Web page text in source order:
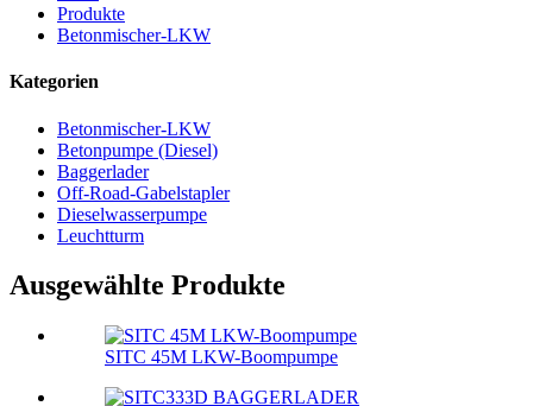
Produkte
Betonmischer-LKW
Kategorien
Betonmischer-LKW
Betonpumpe (Diesel)
Baggerlader
Off-Road-Gabelstapler
Dieselwasserpumpe
Leuchtturm
Ausgewählte Produkte
SITC 45M LKW-Boompumpe